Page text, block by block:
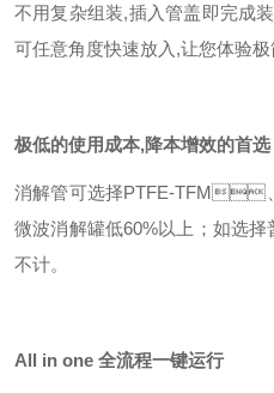
不用复杂组装,插入管盖即完成
可任意角度快速放入 ,让您体验极
极低的使用成本,降本增效的首选
消解管可选择PTFE-TFM、
微波消解罐低60%以上；如选
不计。
All in one 全流程一键运行